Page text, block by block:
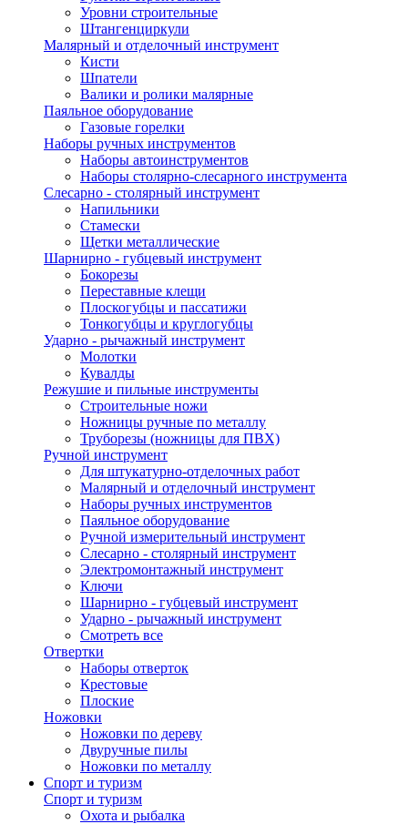
Уровни строительные
Штангенциркули
Малярный и отделочный инструмент
Кисти
Шпатели
Валики и ролики малярные
Паяльное оборудование
Газовые горелки
Наборы ручных инструментов
Наборы автоинструментов
Наборы столярно-слесарного инструмента
Слесарно - столярный инструмент
Напильники
Стамески
Щетки металлические
Шарнирно - губцевый инструмент
Бокорезы
Переставные клещи
Плоскогубцы и пассатижи
Тонкогубцы и круглогубцы
Ударно - рычажный инструмент
Молотки
Кувалды
Режушие и пильные инструменты
Строительные ножи
Ножницы ручные по металлу
Труборезы (ножницы для ПВХ)
Ручной инструмент
Для штукатурно-отделочных работ
Малярный и отделочный инструмент
Наборы ручных инструментов
Паяльное оборудование
Ручной измерительный инструмент
Слесарно - столярный инструмент
Электромонтажный инструмент
Ключи
Шарнирно - губцевый инструмент
Ударно - рычажный инструмент
Смотреть все
Отвертки
Наборы отверток
Крестовые
Плоские
Ножовки
Ножовки по дереву
Двуручные пилы
Ножовки по металлу
Спорт и туризм
Спорт и туризм
Охота и рыбалка